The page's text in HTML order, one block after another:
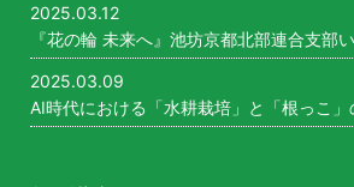
2025.03.12
『花の輪 未来へ』池坊京都北部連合支部
2025.03.09
AI時代における「水耕栽培」と「根っこ」